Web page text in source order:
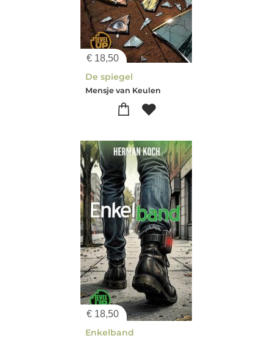
€ 18,50
De spiegel
Mensje van Keulen
€ 18,50
Enkelband